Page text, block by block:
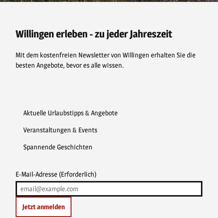
c
o
k
n
e
s
u
e
s
r
a
Willingen erleben - zu jeder Jahreszeit
Mit dem kostenfreien Newsletter von Willingen erhalten Sie die
besten Angebote, bevor es alle wissen.
Aktuelle Urlaubstipps & Angebote
Veranstaltungen & Events
Spannende Geschichten
E-Mail-Adresse (Erforderlich)
Jetzt anmelden